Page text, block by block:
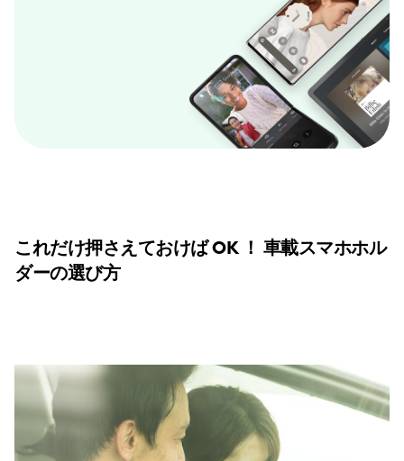
これだけ押さえておけば OK ！ 車載スマホホル
ダーの選び方